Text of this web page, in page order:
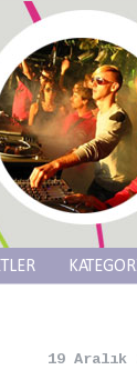
19 Aralık